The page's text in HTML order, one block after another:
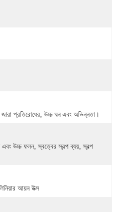
প্রতিরোধের, উচ্চ ঘন এবং অভিন্নতা।
উচ্চ ফলন, স্বত্বের স্বল্প ব্যয়, স্বল্প
আয়ন উত্স